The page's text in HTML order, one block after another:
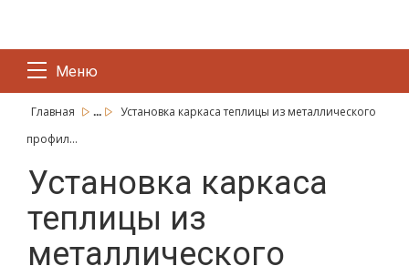
Меню
Главная ...
Установка каркаса теплицы из металлического
профил...
Установка каркаса
теплицы из
металлического